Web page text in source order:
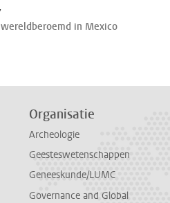
wereldberoemd in Mexico
Organisatie
Archeologie
Geesteswetenschappen
Geneeskunde/LUMC
Governance and Global